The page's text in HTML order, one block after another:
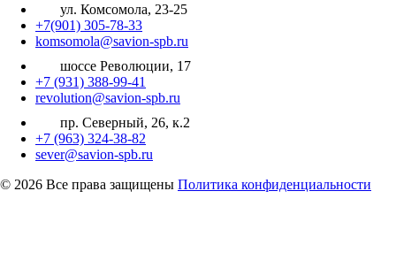
ул. Комсомола, 23-25
+7(901) 305-78-33
komsomola@savion-spb.ru
шоссе Революции, 17
+7 (931) 388-99-41
revolution@savion-spb.ru
пр. Северный, 26, к.2
+7 (963) 324-38-82
sever@savion-spb.ru
© 2026 Все права защищены Политика конфиденциальности